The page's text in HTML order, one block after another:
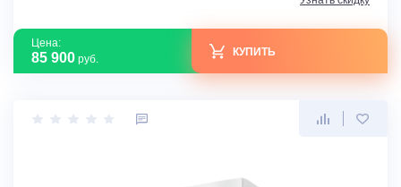
Цена:
85 900 руб.
КУПИТЬ